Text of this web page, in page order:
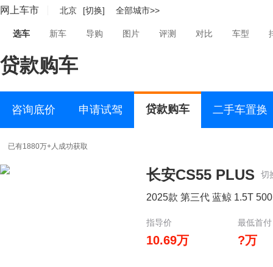
网上车市 北京 [切换] 全部城市>>
选车 新车 导购 图片 评测 对比 车型
贷款购车
咨询底价 申请试驾 贷款购车 二手车置换
已有1880万+人成功获取
长安CS55 PLUS 切
2025款 第三代 蓝鲸 1.5T
指导价 最低首付
10.69万 ?万